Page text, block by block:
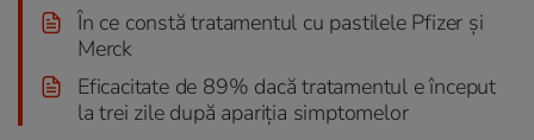
În ce constă tratamentul cu pastilele Pfizer și
Merck
Eficacitate de 89% dacă tratamentul e început
la trei zile după apariția simptomelor